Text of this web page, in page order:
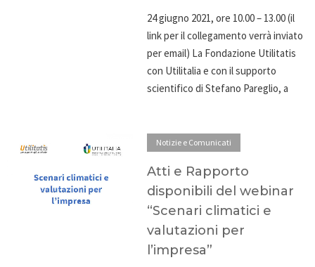
24 giugno 2021, ore 10.00 – 13.00 (il
link per il collegamento verrà inviato
per email) La Fondazione Utilitatis
con Utilitalia e con il supporto
scientifico di Stefano Pareglio, a
Notizie e Comunicati
Atti e Rapporto
disponibili del webinar
“Scenari climatici e
valutazioni per
l’impresa”